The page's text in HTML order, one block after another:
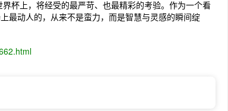
杯上，将经受的最严苛、也最精彩的考验。作为一个看
最动人的，从来不是蛮力，而是智慧与灵感的瞬间绽